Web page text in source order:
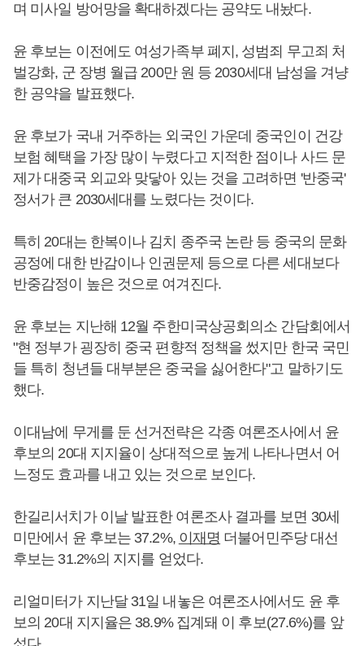
며 미사일 방어망을 확대하겠다는 공약도 내놨다.
윤 후보는 이전에도 여성가족부 폐지, 성범죄 무고죄 처
벌강화, 군 장병 월급 200만 원 등 2030세대 남성을 겨냥
한 공약을 발표했다.
윤 후보가 국내 거주하는 외국인 가운데 중국인이 건강
보험 혜택을 가장 많이 누렸다고 지적한 점이나 사드 문
제가 대중국 외교와 맞닿아 있는 것을 고려하면 '반중국'
정서가 큰 2030세대를 노렸다는 것이다.
특히 20대는 한복이나 김치 종주국 논란 등 중국의 문화
공정에 대한 반감이나 인권문제 등으로 다른 세대보다
반중감정이 높은 것으로 여겨진다.
윤 후보는 지난해 12월 주한미국상공회의소 간담회에서
"현 정부가 굉장히 중국 편향적 정책을 썼지만 한국 국민
들 특히 청년들 대부분은 중국을 싫어한다"고 말하기도
했다.
이대남에 무게를 둔 선거전략은 각종 여론조사에서 윤
후보의 20대 지지율이 상대적으로 높게 나타나면서 어
느정도 효과를 내고 있는 것으로 보인다.
한길리서치가 이날 발표한 여론조사 결과를 보면 30세
미만에서 윤 후보는 37.2%, 이재명 더불어민주당 대선
후보는 31.2%의 지지를 얻었다.
리얼미터가 지난달 31일 내놓은 여론조사에서도 윤 후
보의 20대 지지율은 38.9% 집계돼 이 후보(27.6%)를 앞